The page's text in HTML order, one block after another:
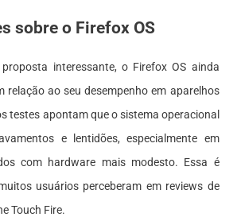
sobre o Firefox OS
interessante, o Firefox OS ainda
relação ao seu desempenho em aparelhos
testes apontam que o sistema operacional
e lentidões, especialmente em
com hardware mais modesto. Essa é
usuários perceberam em reviews de
Touch Fire.